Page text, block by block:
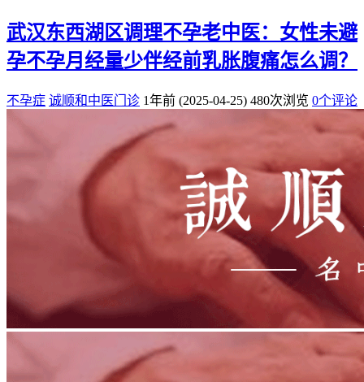
武汉东西湖区调理不孕老中医：女性未避
孕不孕月经量少伴经前乳胀腹痛怎么调？
不孕症 诚顺和中医门诊 1年前 (2025-04-25) 480次浏览 0个评论